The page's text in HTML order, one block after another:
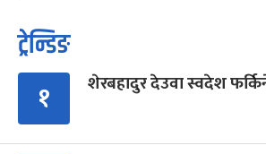
ट्रेन्डिङ
१ शेरबहादुर देउवा स्वदेश